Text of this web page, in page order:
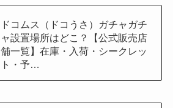
ドコムス（ドコうさ）ガチャガチ
ャ設置場所はどこ？【公式販売店
舗一覧】在庫・入荷・シークレッ
ト・予…